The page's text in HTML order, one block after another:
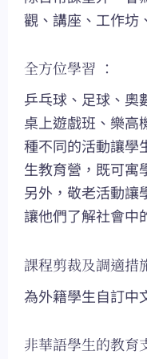
觀、講座、工作坊
全方位學習 ：
乒乓球、足球、奧
桌上遊戲班、樂高
種不同的活動讓學
生教育營，既可寓
另外，敬老活動讓
讓他們了解社會中
課程剪裁及調適措
為外籍學生自訂中
非華語學生的教育